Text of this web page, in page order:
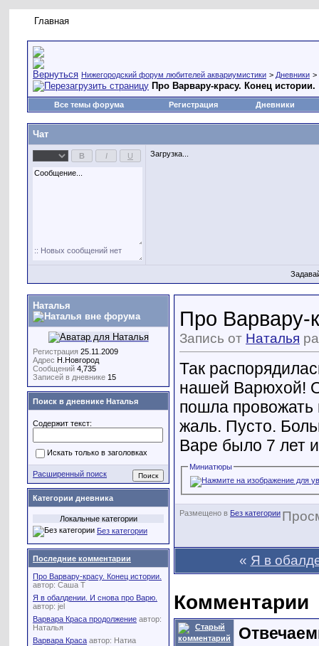
Главная
Нижегородский форум любителей аквариумистики > Дневники >
Про Варвару-красу. Конец истории.
Все темы форума Регистрация Дневники
Чат
Загрузка...
Про Варвару-
Запись от Наталья
Так
нашей Варюхой!
пошла провожать
жаль. Пусто.
Варе было 7 лет
Миниатюры
Размещено в Без категории
« Я в
Комментарии
Наталья
Регистрация 25.11.2009
Адрес Н.Новгород
Сообщений 4,735
Записей в дневнике 15
Поиск в дневнике Наталья
Содержит текст:
Искать только в заголовках
Расширенный поиск
Категории дневника
Локальные категории
Без категории
Последние комментарии
Про Варвару-красу. Конец истории.
автор: Саша Т
Я в обалдении. И снова про Варю.
автор: jel
Варвара Краса продолжение автор:
Наталья
Варвара Краса автор: Натиа